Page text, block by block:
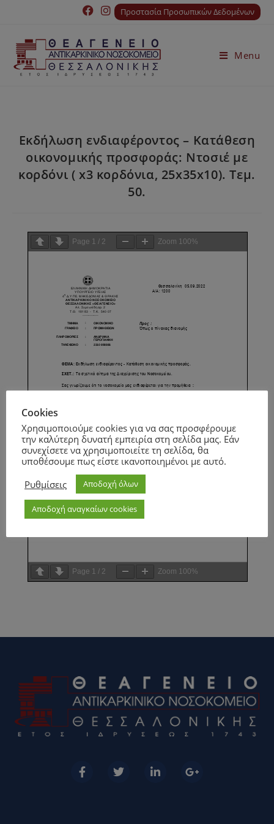
Προστασία Προσωπικών Δεδομένων
Menu
Εκδήλωση ενδιαφέροντος – Κατάθεση
οικονομικής προσφοράς: Ντοσιέ με
κορδόνι ( x3 κορδόνια, 25x35x10). Τεμ.
50.
Page 1 / 2 Zoom 100%
Page 1 / 2 Zoom 100%
Cookies
Χρησιμοποιούμε cookies για να σας προσφέρουμε
την καλύτερη δυνατή εμπειρία στη σελίδα μας. Εάν
συνεχίσετε να χρησιμοποιείτε τη σελίδα, θα
υποθέσουμε πως είστε ικανοποιημένοι με αυτό.
Ρυθμίσεις
Αποδοχή όλων
Αποδοχή αναγκαίων cookies